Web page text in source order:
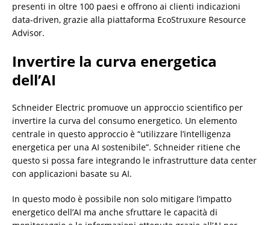
presenti in oltre 100 paesi e offrono ai clienti indicazioni
data-driven, grazie alla piattaforma EcoStruxure Resource
Advisor.
Invertire la curva energetica
dell’AI
Schneider Electric promuove un approccio scientifico per
invertire la curva del consumo energetico. Un elemento
centrale in questo approccio è “utilizzare l’intelligenza
energetica per una AI sostenibile”. Schneider ritiene che
questo si possa fare integrando le infrastrutture data center
con applicazioni basate su AI.
In questo modo è possibile non solo mitigare l’impatto
energetico dell’AI ma anche sfruttare le capacità di